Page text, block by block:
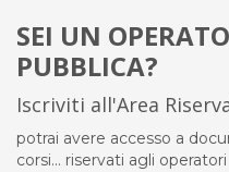
SEI UN
PUBBLICA?
Iscriviti all'Area
potrai avere accesso a
corsi... riservati agli operatori